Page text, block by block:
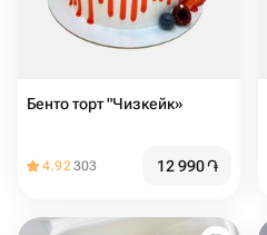
Бенто торт "Чизкейк»
4.92303 12 990֏